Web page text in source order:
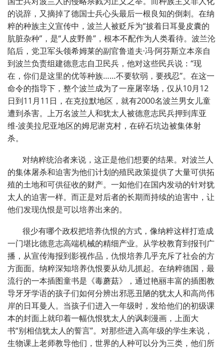
的说辞，又摘掉了德国士兵心头最后一根良知的倒刺。在纳
粹的种族主义宣传中，波兰人被贬斥为“披着日耳曼皮囊的
肮脏杂种”，是“人皮野兽”，根本不配作为人类看待。波兰沦
陷后，党卫军头领希姆莱的副官鲁道夫·冯·阿芬斯立本亲自
到波兰负责组建德意志自卫民兵，他对这些民兵说：“现
在，你们是这里的优等种族……不要软弱，要残忍”。在这一
命令的指导下，整个波兰成为了一座屠宰场，仅从10月12
日到11月11日，在克拉默地区，就有2000名波兰男女儿童
遭到杀害。上万名波兰人和犹太人被德意志民兵押到库亚
维-波美拉尼亚地区的姆尼谢克村，在碎石坑边被集体射
杀。
对纳粹统治者来说，这正是他们想要的结果。对波兰人
的集体屠杀和迫害为他们计划的殖民政策提供了大量可供拓
殖的土地和可供征收的财产。一如他们在国内发动的针对犹
太人的迫害一样。而正是对后者的长期而持续的迫害中，让
他们发现仇恨是可以培养出来的。
很少有哪个政权把培养仇恨的方式，像纳粹这样打造成
一门堪比德意志高端机械的精细产业。从学校教育到报刊广
播，从宣传海报到影视作品，仇恨培养几乎充斥了社会的方
方面面。纳粹深知培养仇恨要从幼儿抓起。在纳粹德国，最
流行的一本插图童书是《毒蘑菇》，通过艳丽丰富的插图教
导牙牙学语的孩子们如何分辨出邪恶丑陋的犹太人和高尚伟
岸的日耳曼人。当孩子们进入一年级时，发给他们的初级课
本的封面上就印着一幅仇恨犹太人的讽刺漫画，上面大
书“别相信犹太人的誓言”。对那些进入高年级的学生来说，
生物课上老师教导他们，世界的人种可以分为三类，他们所